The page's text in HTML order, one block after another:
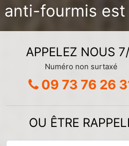
fourmis
APPELEZ NOUS
Numéro non surtaxé
09 73 76 26
OU ÊTRE